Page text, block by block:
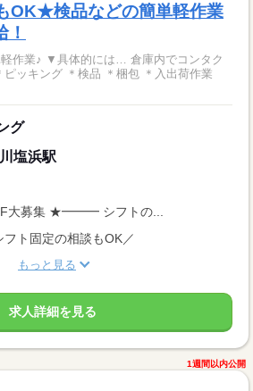
OK★検品などの簡単軽作業
内でコンタク
グ
塩浜駅
大募集 ★━━━ シフトの...
ト固定の相談もOK／
もっと見る
求人詳細を見る
1週間以内公開